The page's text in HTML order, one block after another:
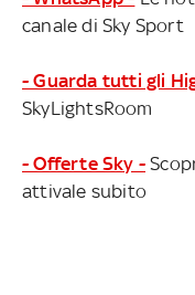
canale di Sky Sport
- Guarda tutti gli
SkyLightsRoom
- Offerte Sky -
attivale subito